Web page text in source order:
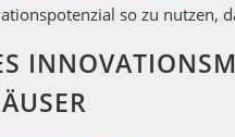
so zu nutzen,